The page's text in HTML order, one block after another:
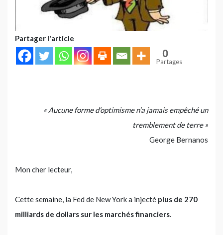
Partager l'article
0
Partages
« Aucune forme d’optimisme n’a jamais empêché un
tremblement de terre »
George Bernanos
Mon cher lecteur,
Cette semaine, la Fed de New York a injecté plus de 270
milliards de dollars sur les marchés financiers.